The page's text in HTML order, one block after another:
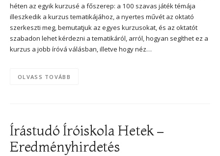
héten az egyik kurzusé a főszerep: a 100 szavas játék témája
illeszkedik a kurzus tematikájához, a nyertes művét az oktató
szerkeszti meg, bemutatjuk az egyes kurzusokat, és az oktatót
szabadon lehet kérdezni a tematikáról, arról, hogyan segíthet ez a
kurzus a jobb íróvá válásban, illetve hogy néz…
OLVASS TOVÁBB
Írástudó Íróiskola Hetek –
Eredményhirdetés